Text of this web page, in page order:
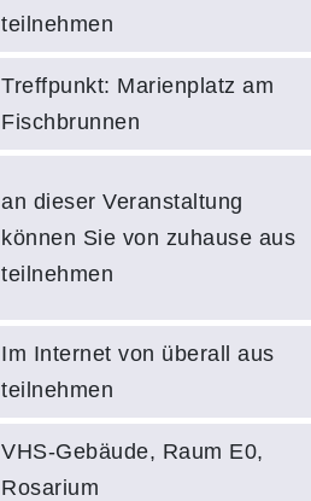
teilnehmen
Treffpunkt: Marienplatz am
Fischbrunnen
an dieser Veranstaltung
können Sie von zuhause aus
teilnehmen
Im Internet von überall aus
teilnehmen
VHS-Gebäude, Raum E0,
Rosarium